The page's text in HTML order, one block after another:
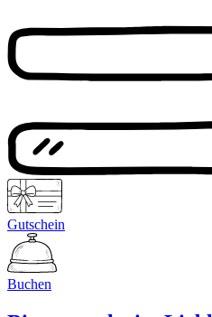
Gutschein
Buchen